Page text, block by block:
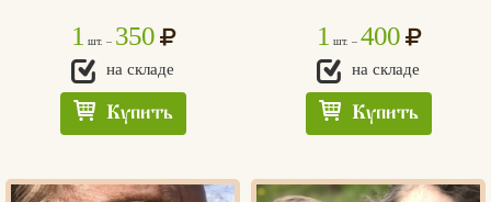
1 шт. – 350
на складе
Купить
1 шт. – 400
на складе
Купить